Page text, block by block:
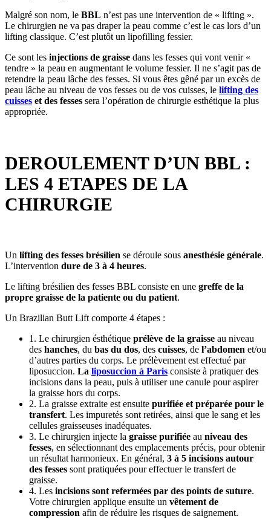
Malgré son nom, le BBL n’est pas une intervention de « lifting ».
Le chirurgien ne va pas draper la peau comme c’est le cas lors d’un
lifting classique. C’est plutôt un lipofilling fessier.
Ce sont les injections de graisse dans les fesses qui vont venir «
tendre » la peau en augmentant le volume fessier. Il ne s’agit pas de
retendre la peau lâche des fesses. Si vous êtes gêné par un excès de
peau lâche au niveau de vos fesses ou de vos cuisses, le lifting des
cuisses et des fesses sera l’opération de chirurgie esthétique la plus
appropriée.
DEROULEMENT D’UN BBL :
LES 4 ETAPES DE LA
CHIRURGIE
Un lifting des fesses brésilien se déroule sous anesthésie générale.
L’intervention dure de 3 à 4 heures.
Le lifting brésilien des fesses BBL consiste en une greffe de la
propre graisse de la patiente ou du patient.
Un Brazilian Butt Lift comporte 4 étapes :
1. Le chirurgien ésthétique prélève de la graisse au niveau
des hanches, du bas du dos, des cuisses, de l’abdomen et/ou
d’autres parties du corps. Le prélèvement est effectué par
liposuccion. La liposuccion à Paris consiste à pratiquer des
incisions dans la peau, puis à utiliser une canule pour aspirer
la graisse hors du corps.
2. La graisse extraite est ensuite purifiée et préparée pour le
transfert. Les impuretés sont retirées, ainsi que le sang et les
cellules graisseuses inadéquates.
3. Le chirurgien injecte la graisse purifiée au niveau des
fesses, en sélectionnant des emplacements précis, pour obtenir
un résultat harmonieux. En général, 3 à 5 incisions autour
des fesses sont pratiquées pour effectuer le transfert de
graisse.
4. Les incisions sont refermées par des points de suture.
Votre chirurgien applique ensuite un vêtement de
compression afin de réduire les risques de saignement.